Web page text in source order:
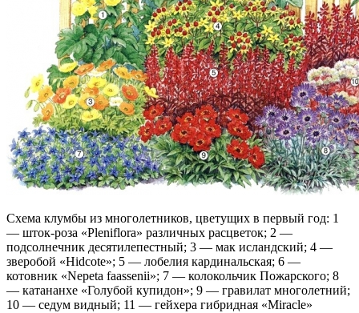
Схема клумбы из многолетников, цветущих в первый год: 1
— шток-роза «Pleniflora» различных расцветок; 2 —
подсолнечник десятилепестный; 3 — мак исландский; 4 —
зверобой «Hidcote»; 5 — лобелия кардинальская; 6 —
котовник «Nepeta faassenii»; 7 — колокольчик Пожарского; 8
— катананхе «Голубой купидон»; 9 — гравилат многолетний;
10 — седум видный; 11 — гейхера гибридная «Miracle»